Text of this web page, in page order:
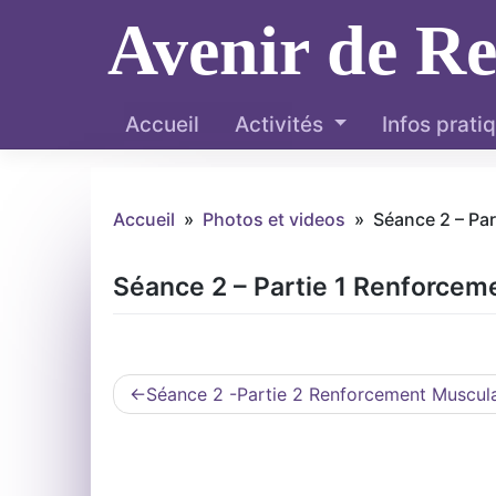
Avenir de
Accueil Activités Infos
Accueil » Photos et videos » Séance 2 –
Séance 2 – Partie 1
Navigation
de
Séance 2 -Partie 2 Renforcement